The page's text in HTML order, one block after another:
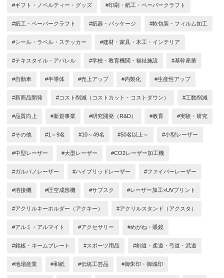
#ギフト・ノベルティー・グッズ #印刷・紙工・ペーパークラフト
#紙工・ペーパークラフト #紙器・パッケージ #軟包装・フィルム加工
#シール・ラベル・ステッカー #建材・家具・木工・インテリア
#テキスタイル・アパレル #学校・教育機関・福祉施設 #基幹産業
#自動車 #半導体 #売上アップ #内製化 #生産性アップ
#新商品開発 #コスト削減（コストカット・コストダウン） #工数削減
#品質向上 #新規事業 #研究開発（R&D） #教育 #実験・研究
#その他 #1～9名 #10～49名 #50名以上～ #小型レーザー
#中型レーザー #大型レーザー #CO2レーザー加工機
#ガルバノレーザー #ハイブリッドレーザー #ファイバーレーザー
#溶接機 #圧空成形機 #サブスク #レーザー加工×UVプリント
#アクリルキーホルダー（アクキー） #アクリルスタンド（アクスタ）
#アルミ・アルマイト #アクセサリー #めがね・眼鏡
#銘板・ネームプレート #スポーツ用品 #剣道・柔道・弓道・武道
#地場産業 #和紙 #伝統工芸品 #御朱印・御城印